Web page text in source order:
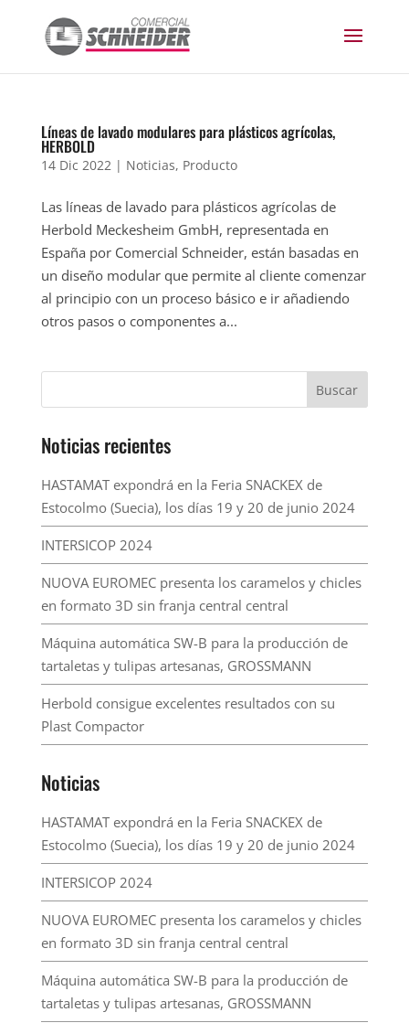
Líneas de lavado modulares para plásticos agrícolas,
HERBOLD
14 Dic 2022| Noticias, Producto
Las líneas de lavado para plásticos agrícolas de
Herbold Meckesheim GmbH, representada en
España por Comercial Schneider, están basadas en
un diseño modular que permite al cliente comenzar
al principio con un proceso básico e ir añadiendo
otros pasos o componentes a...
Noticias recientes
HASTAMAT expondrá en la Feria SNACKEX de
Estocolmo (Suecia), los días 19 y 20 de junio 2024
INTERSICOP 2024
NUOVA EUROMEC presenta los caramelos y chicles
en formato 3D sin franja central central
Máquina automática SW-B para la producción de
tartaletas y tulipas artesanas, GROSSMANN
Herbold consigue excelentes resultados con su
Plast Compactor
Noticias
HASTAMAT expondrá en la Feria SNACKEX de
Estocolmo (Suecia), los días 19 y 20 de junio 2024
INTERSICOP 2024
NUOVA EUROMEC presenta los caramelos y chicles
en formato 3D sin franja central central
Máquina automática SW-B para la producción de
tartaletas y tulipas artesanas, GROSSMANN